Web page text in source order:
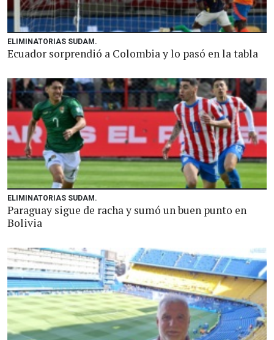
ELIMINATORIAS SUDAM.
Ecuador sorprendió a Colombia y lo pasó en la tabla
ELIMINATORIAS SUDAM.
Paraguay sigue de racha y sumó un buen punto en
Bolivia